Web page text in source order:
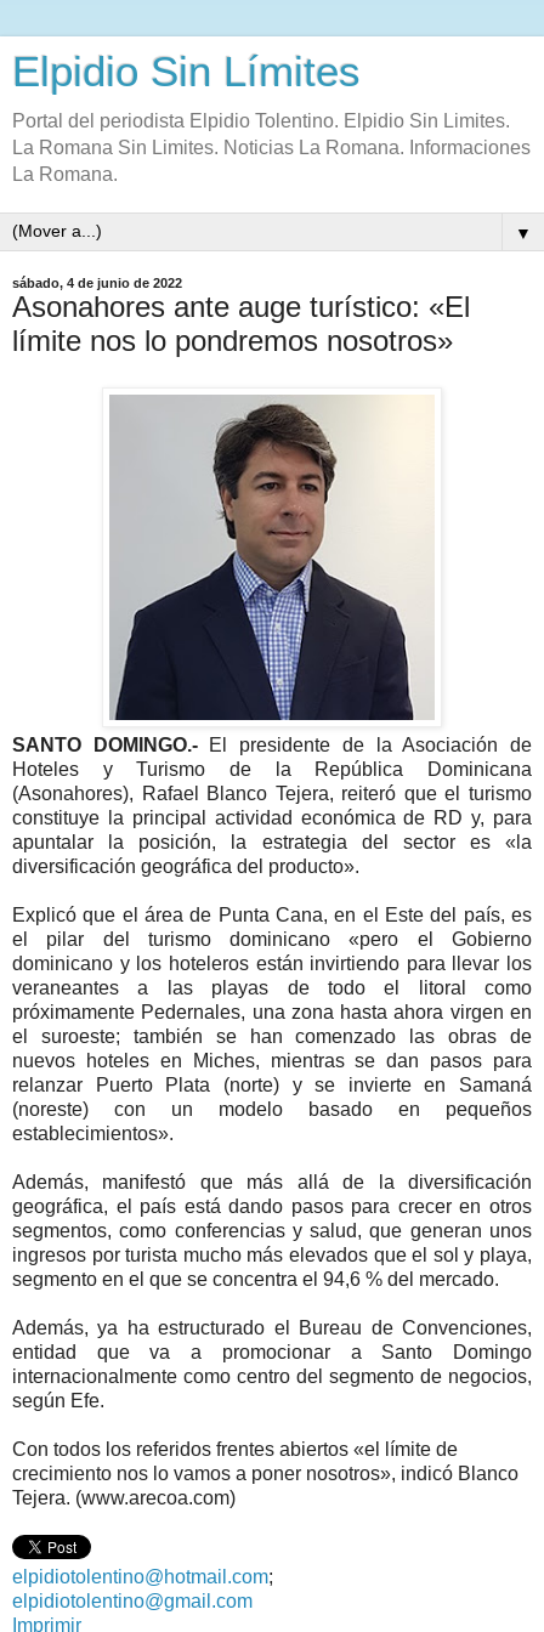
Elpidio Sin Límites
Portal del periodista Elpidio Tolentino. Elpidio Sin Limites.
La Romana Sin Limites. Noticias La Romana. Informaciones
La Romana.
▼
sábado, 4 de junio de 2022
Asonahores ante auge turístico: «El
límite nos lo pondremos nosotros»
SANTO DOMINGO.- El presidente de la Asociación de
Hoteles y Turismo de la República Dominicana
(Asonahores), Rafael Blanco Tejera, reiteró que el turismo
constituye la principal actividad económica de RD y, para
apuntalar la posición, la estrategia del sector es «la
diversificación geográfica del producto».
Explicó que el área de Punta Cana, en el Este del país, es
el pilar del turismo dominicano «pero el Gobierno
dominicano y los hoteleros están invirtiendo para llevar los
veraneantes a las playas de todo el litoral como
próximamente Pedernales, una zona hasta ahora virgen en
el suroeste; también se han comenzado las obras de
nuevos hoteles en Miches, mientras se dan pasos para
relanzar Puerto Plata (norte) y se invierte en Samaná
(noreste) con un modelo basado en pequeños
establecimientos».
Además, manifestó que más allá de la diversificación
geográfica, el país está dando pasos para crecer en otros
segmentos, como conferencias y salud, que generan unos
ingresos por turista mucho más elevados que el sol y playa,
segmento en el que se concentra el 94,6 % del mercado.
Además, ya ha estructurado el Bureau de Convenciones,
entidad que va a promocionar a Santo Domingo
internacionalmente como centro del segmento de negocios,
según Efe.
Con todos los referidos frentes abiertos «el límite de
crecimiento nos lo vamos a poner nosotros», indicó Blanco
Tejera. (www.arecoa.com)
elpidiotolentino@hotmail.com;
elpidiotolentino@gmail.com
Imprimir